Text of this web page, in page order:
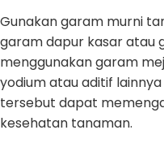
Gunakan garam murni
garam dapur kasar atau
menggunakan garam
yodium atau aditif
tersebut dapat
kesehatan tanaman.